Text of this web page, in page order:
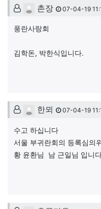
촌장님의
촌장 07-04-19
풍란사랑회
김학돈, 박한식입니다.
한뫼님의
한뫼 07-04-19
수고 하십니다
서울 부귀란회의 등록심의
황 윤환님 남 근일님 입니